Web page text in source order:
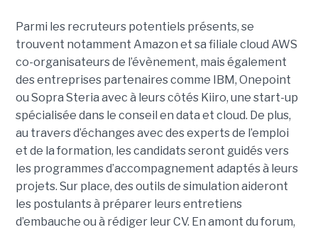
Parmi les recruteurs potentiels présents, se
trouvent notamment Amazon et sa filiale cloud AWS
co-organisateurs de l’évènement, mais également
des entreprises partenaires comme IBM, Onepoint
ou Sopra Steria avec à leurs côtés Kiiro, une start-up
spécialisée dans le conseil en data et cloud. De plus,
au travers d’échanges avec des experts de l’emploi
et de la formation, les candidats seront guidés vers
les programmes d’accompagnement adaptés à leurs
projets. Sur place, des outils de simulation aideront
les postulants à préparer leurs entretiens
d’embauche ou à rédiger leur CV. En amont du forum,